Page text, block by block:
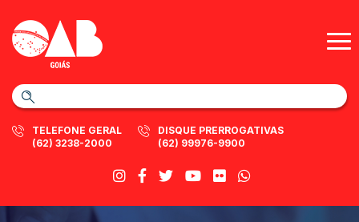
TELEFONE GERAL
(62) 3238-2000
DISQUE PRERROGATIVAS
(62) 99976-9900